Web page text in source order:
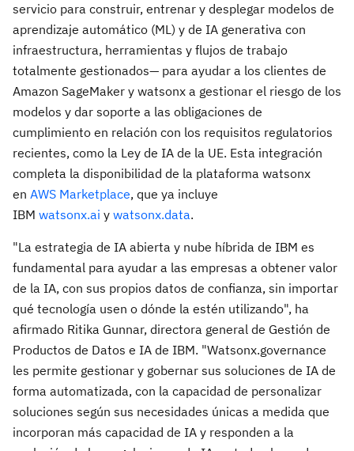
servicio para construir, entrenar y desplegar modelos de
aprendizaje automático (ML) y de IA generativa con
infraestructura, herramientas y flujos de trabajo
totalmente gestionados— para ayudar a los clientes de
Amazon SageMaker y watsonx a gestionar el riesgo de los
modelos y dar soporte a las obligaciones de
cumplimiento en relación con los requisitos regulatorios
recientes, como la Ley de IA de la UE. Esta integración
completa la disponibilidad de la plataforma watsonx
en AWS Marketplace, que ya incluye
IBM watsonx.ai y watsonx.data.
"La estrategia de IA abierta y nube híbrida de IBM es
fundamental para ayudar a las empresas a obtener valor
de la IA, con sus propios datos de confianza, sin importar
qué tecnología usen o dónde la estén utilizando", ha
afirmado Ritika Gunnar, directora general de Gestión de
Productos de Datos e IA de IBM. "Watsonx.governance
les permite gestionar y gobernar sus soluciones de IA de
forma automatizada, con la capacidad de personalizar
soluciones según sus necesidades únicas a medida que
incorporan más capacidad de IA y responden a la